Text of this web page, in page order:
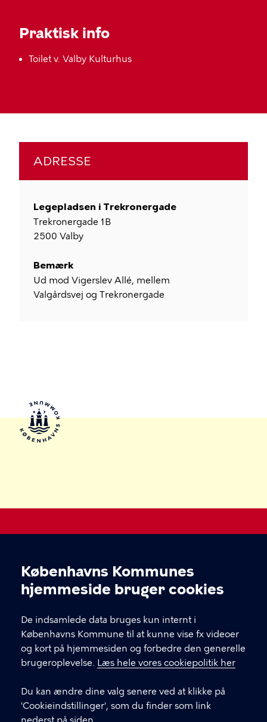
Cookieindstillinger
Københavns Kommunes
hjemmeside bruger cookies
De indsamlede data bruges kun internt i
Københavns Kommune til at kunne vise fx videoer
og kort på hjemmesiden og forbedre den generelle
brugeroplevelse. Læs hele vores cookiepolitik her
Du kan ændre dine valg senere ved at klikke på
'Cookieindstillinger', som du finder som link
Praktisk info
Toilet v. Valby Kulturhus
ADRESSE
Legepladsen i Trekronergade
Trekronergade 1B
2500 Valby
Bemærk
Ud mod Vigerslev Allé, mellem
Valgårdsvej og Trekronergade
Kultur-, Fritids- og Borgerserviceforvaltningen
KONTAKT
LINKS
Kontakt os